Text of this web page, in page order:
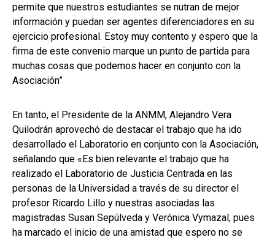
permite que nuestros estudiantes se nutran de mejor
información y puedan ser agentes diferenciadores en su
ejercicio profesional. Estoy muy contento y espero que la
firma de este convenio marque un punto de partida para
muchas cosas que podemos hacer en conjunto con la
Asociación”
En tanto, el Presidente de la ANMM, Alejandro Vera
Quilodrán aprovechó de destacar el trabajo que ha ido
desarrollado el Laboratorio en conjunto con la Asociación,
señalando que «Es bien relevante el trabajo que ha
realizado el Laboratorio de Justicia Centrada en las
personas de la Universidad a través de su director el
profesor Ricardo Lillo y nuestras asociadas las
magistradas Susan Sepúlveda y Verónica Vymazal, pues
ha marcado el inicio de una amistad que espero no se